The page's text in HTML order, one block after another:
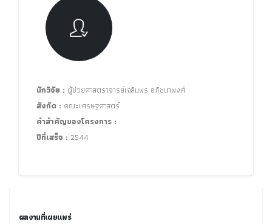
นักวิจัย : ผู้ช่วยศาสตราจารย์เฉลิมพร อภิชนาพงศ์
สังกัด : คณะเศรษฐศาสตร์
คำสำคัญของโครงการ :
ปีที่เสร็จ : 2544
ผลงานที่เผยแพร่